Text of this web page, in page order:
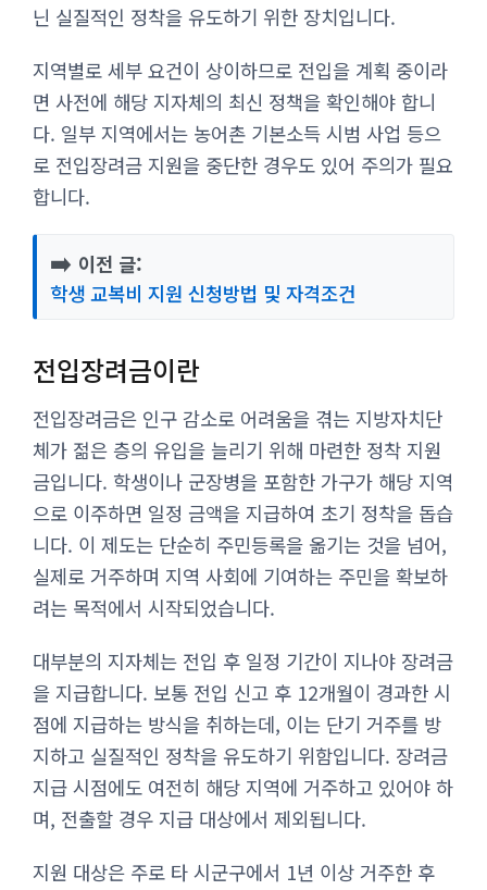
닌 실질적인 정착을 유도하기 위한 장치입니다.
지역별로 세부 요건이 상이하므로 전입을 계획 중이라
면 사전에 해당 지자체의 최신 정책을 확인해야 합니
다. 일부 지역에서는 농어촌 기본소득 시범 사업 등으
로 전입장려금 지원을 중단한 경우도 있어 주의가 필요
합니다.
➡️ 이전 글:
학생 교복비 지원 신청방법 및 자격조건
전입장려금이란
전입장려금은 인구 감소로 어려움을 겪는 지방자치단
체가 젊은 층의 유입을 늘리기 위해 마련한 정착 지원
금입니다. 학생이나 군장병을 포함한 가구가 해당 지역
으로 이주하면 일정 금액을 지급하여 초기 정착을 돕습
니다. 이 제도는 단순히 주민등록을 옮기는 것을 넘어,
실제로 거주하며 지역 사회에 기여하는 주민을 확보하
려는 목적에서 시작되었습니다.
대부분의 지자체는 전입 후 일정 기간이 지나야 장려금
을 지급합니다. 보통 전입 신고 후 12개월이 경과한 시
점에 지급하는 방식을 취하는데, 이는 단기 거주를 방
지하고 실질적인 정착을 유도하기 위함입니다. 장려금
지급 시점에도 여전히 해당 지역에 거주하고 있어야 하
며, 전출할 경우 지급 대상에서 제외됩니다.
지원 대상은 주로 타 시군구에서 1년 이상 거주한 후